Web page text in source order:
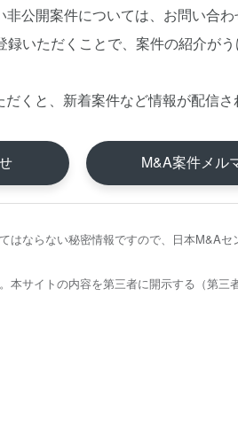
公開案件については、お問い合わ
いただくことで、案件の紹介がう
くと、新着案件など情報が配信さ
M&A案件メル
はならない秘密情報ですので、日本M&Aセ
本サイトの内容を第三者に開示する（第三